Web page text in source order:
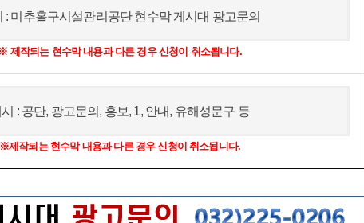
: 미추홀구시설관리공단 현수막 게시대 광고문의
※ 제작되는 현수막 내용과 다른 경우 신청이 취소됩니다.
: 공단, 광고문의, 홍보, 1, 안내, 유해성문구 등
※제작되는 현수막 내용과 다른 경우 신청이 취소됩니다.